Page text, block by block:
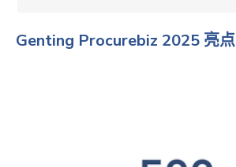
Genting Procurebiz 2025 亮点